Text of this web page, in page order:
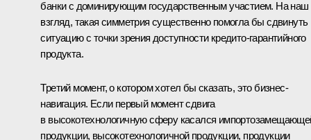
банки с доминирующим государственным участием. На наш
взгляд, такая симметрия существенно помогла бы сдвинуть
ситуацию с точки зрения доступности кредито-гарантийного
продукта.
Третий момент, о котором хотел бы сказать, это бизнес-
навигация. Если первый момент сдвига
в высокотехнологичную сферу касался
продукции, высокотехнологичной продукции, продукции